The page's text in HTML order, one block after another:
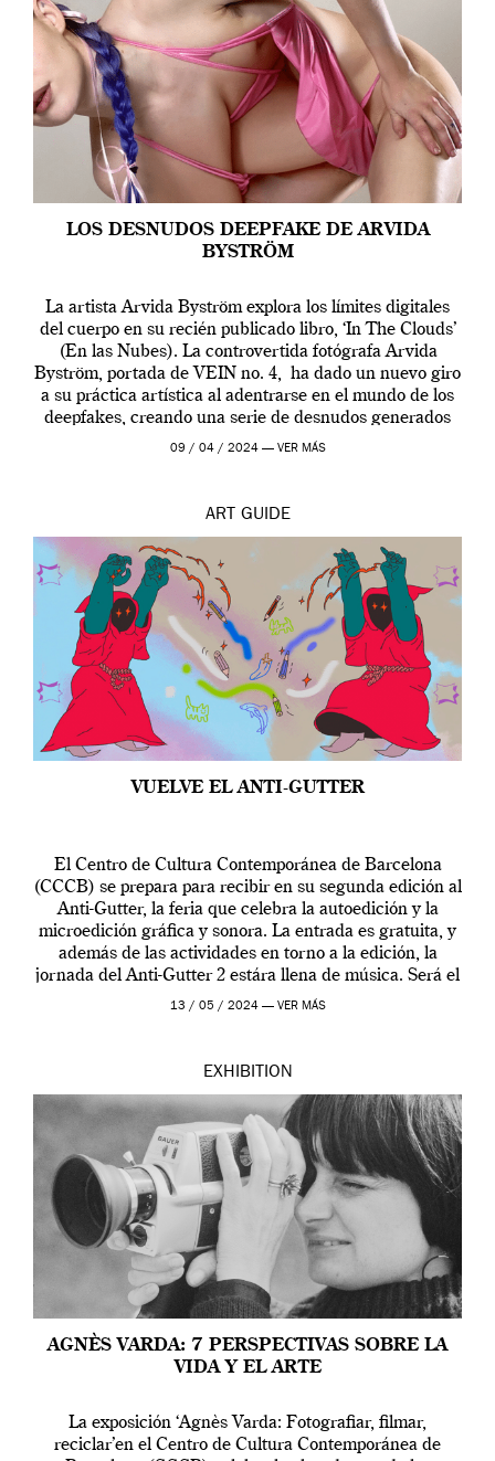
LOS DESNUDOS DEEPFAKE DE ARVIDA
BYSTRÖM
La artista Arvida Byström explora los límites digitales
del cuerpo en su recién publicado libro, ‘In The Clouds’
(En las Nubes). La controvertida fotógrafa Arvida
Byström, portada de VEIN no. 4, ha dado un nuevo giro
a su práctica artística al adentrarse en el mundo de los
deepfakes, creando una serie de desnudos generados
por […]
09 / 04 / 2024 — VER MÁS
ART GUIDE
VUELVE EL ANTI-GUTTER
El Centro de Cultura Contemporánea de Barcelona
(CCCB) se prepara para recibir en su segunda edición al
Anti-Gutter, la feria que celebra la autoedición y la
microedición gráfica y sonora. La entrada es gratuita, y
además de las actividades en torno a la edición, la
jornada del Anti-Gutter 2 estára llena de música. Será el
[…]
13 / 05 / 2024 — VER MÁS
EXHIBITION
AGNÈS VARDA: 7 PERSPECTIVAS SOBRE LA
VIDA Y EL ARTE
La exposición ‘Agnès Varda: Fotografiar, filmar,
reciclar’en el Centro de Cultura Contemporánea de